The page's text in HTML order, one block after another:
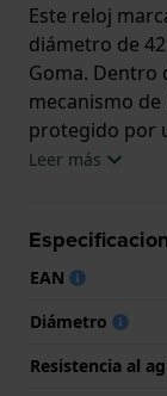
Este reloj
diámetro de
Goma. Dentro
mecanismo de
protegido por
reloj viene con
Leer más
EAN
Diámetro
Resistencia al